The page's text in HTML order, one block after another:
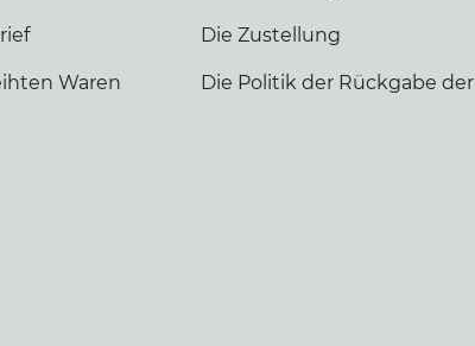
Waren
Die Zustellung
Die Politik der Rückgabe